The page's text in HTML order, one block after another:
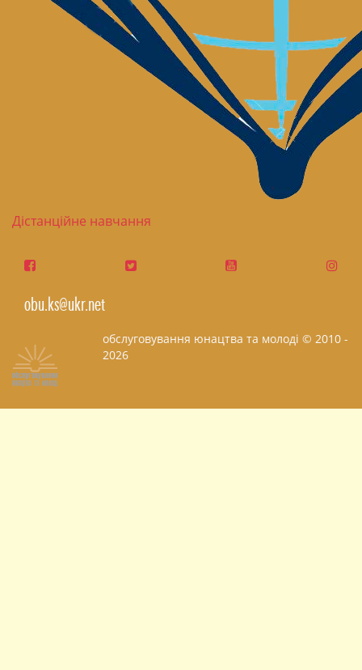
Дістанційне навчання
obu.ks@ukr.net
обслуговування юнацтва та молоді © 2010 -
2026